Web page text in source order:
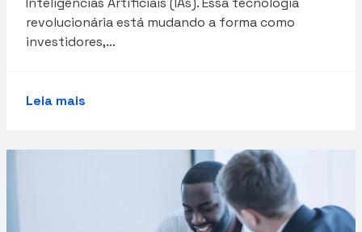
revolucionária está mudando a forma como
investidores,…
Leia mais